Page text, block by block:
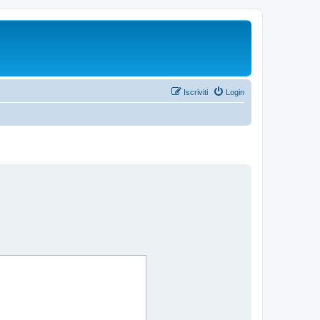
Login
Iscriviti